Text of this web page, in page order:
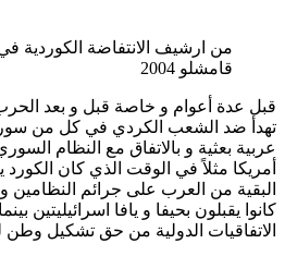
من ارشيف الانتفاضة الكوردية
قامشلو 2004
تهدأ ضد الشعب الكردي في كل من
أمريكا مثلاً في الوقت الذي كان
البقية من العرب على جرائم النظامين
كانوا يقبلون بحيفا و يافا
الاتفاقيات الدولية من حق تشكيل وطن